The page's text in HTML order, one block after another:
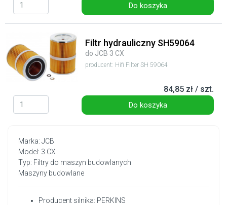
Marka: JCB
Model: 3 CX
Typ: Filtry do maszyn budowlanych
Maszyny budowlane
Producent silnika: PERKINS
Do koszyka
Filtr hydrauliczny SH59064
do JCB 3 CX
producent: Hifi Filter SH 59064
84,85 zł / szt.
Do koszyka